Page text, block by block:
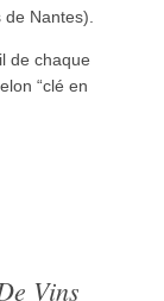
Nantes).
de chaque
“clé en
Vins